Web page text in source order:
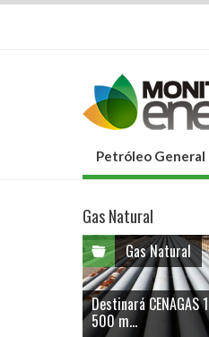
Petróleo General
Gas Natural
Gas Natural
Destinará CENAGAS
500 m...